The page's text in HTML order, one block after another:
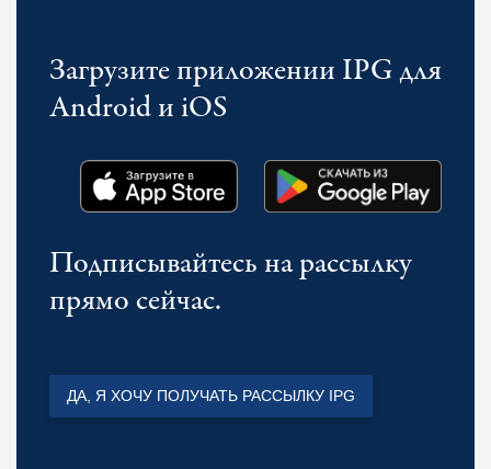
Загрузите приложении IPG для
Android и iOS
Подписывайтесь на рассылку
прямо сейчас.
ДА, Я ХОЧУ ПОЛУЧАТЬ РАССЫЛКУ IPG